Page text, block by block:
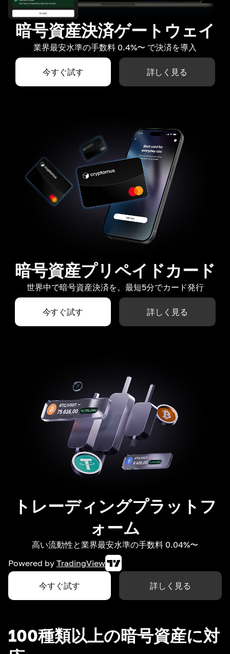
暗号資産決済ゲートウェイ
業界最安水準の手数料 0.4%〜 で決済を導入
今すぐ試す 詳しく見る
暗号資産プリペイドカード
世界中で暗号資産決済を。最短5分でカード発行
今すぐ試す 詳しく見る
トレーディングプラットフ
ォーム
高い流動性と業界最安水準の手数料 0.04%〜
Powered by TradingView
今すぐ試す 詳しく見る
100種類以上の暗号資産に対